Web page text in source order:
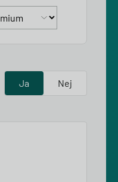
Ja Nej